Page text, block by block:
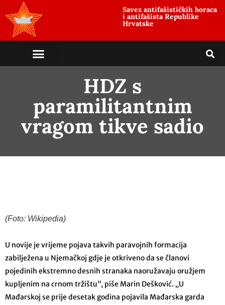
Savez antifašističkih boraca
i antifašista Republike
Hrvatske
HDZ s
paramilitantnim
vragom tikve sadio
(Foto: Wikipedia)
U novije je vrijeme pojava takvih paravojnih formacija
zabilježena u Njemačkoj gdje je otkriveno da se članovi
pojedinih ekstremno desnih stranaka naoružavaju oružjem
kupljenim na crnom tržištu“, piše Marin Dešković. „U
Mađarskoj se prije desetak godina pojavila Mađarska garda